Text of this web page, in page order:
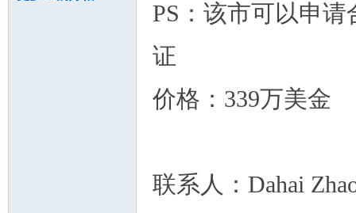
PS： 该市可以申请
证
价格： 339万美金
联系人： Dahai